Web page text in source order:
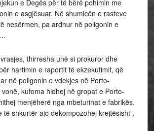
e Degës për të bërë pohimin me
e asgjësuar. Në shumicën e rasteve
nesërmen, pa ardhur në poligonin e
thirresha unë si prokuror dhe
hartimin e raportit të ekzekutimit, që
në poligonin e vdekjes në Porto-
kufoma hidhej në gropat e Porto-
menjëherë nga mbeturinat e fabrikës.
të shkurtër ajo dekompozohej krejtësisht”.